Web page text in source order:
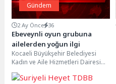
Gündem
2 Ay Önce 36
Ebeveynli oyun grubuna
ailelerden yoğun ilgi
Kocaeli Büyükşehir Belediyesi
Kadın ve Aile Hizmetleri Dairesi
Başkanlığı bünyesinde faaliyet
gösteren Anne Şehir Merkezleri,...